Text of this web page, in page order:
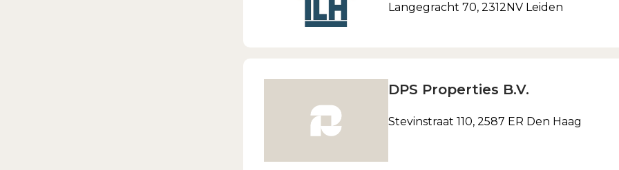
Langegracht 70, 2312NV Leiden
DPS Properties B.V.
Stevinstraat 110, 2587 ER Den Haag